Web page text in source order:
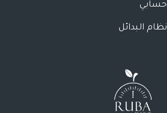
حسابي
نظام البدائل